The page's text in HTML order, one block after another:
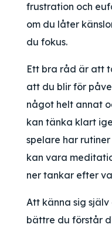
frustration och
om du låter
du fokus.
Ett bra råd är att
att du blir för
något helt annat
kan tänka klart
spelare har
kan vara
ner tankar efter
Att känna sig
bättre du förstår